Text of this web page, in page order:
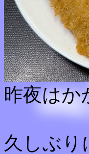
昨夜はか
久しぶり